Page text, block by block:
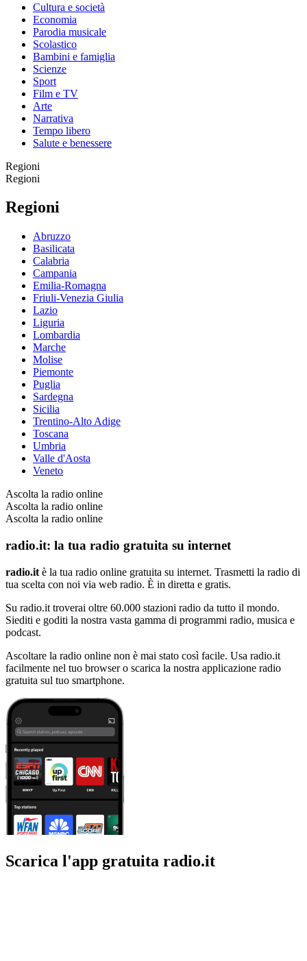
Cultura e società
Economia
Parodia musicale
Scolastico
Bambini e famiglia
Scienze
Sport
Film e TV
Arte
Narrativa
Tempo libero
Salute e benessere
Regioni
Regioni
Regioni
Abruzzo
Basilicata
Calabria
Campania
Emilia-Romagna
Friuli-Venezia Giulia
Lazio
Liguria
Lombardia
Marche
Molise
Piemonte
Puglia
Sardegna
Sicilia
Trentino-Alto Adige
Toscana
Umbria
Valle d'Aosta
Veneto
Ascolta la radio online
Ascolta la radio online
Ascolta la radio online
radio.it: la tua radio gratuita su internet
radio.it è la tua radio online gratuita su internet. Trasmetti la radio di
tua scelta con noi via web radio. È in diretta e gratis.
Su radio.it troverai oltre 60.000 stazioni radio da tutto il mondo.
Siediti e goditi la nostra vasta gamma di programmi radio, musica e
podcast.
Ascoltare la radio online non è mai stato così facile. Usa radio.it
facilmente nel tuo browser o scarica la nostra applicazione radio
gratuita sul tuo smartphone.
Scarica l'app gratuita radio.it